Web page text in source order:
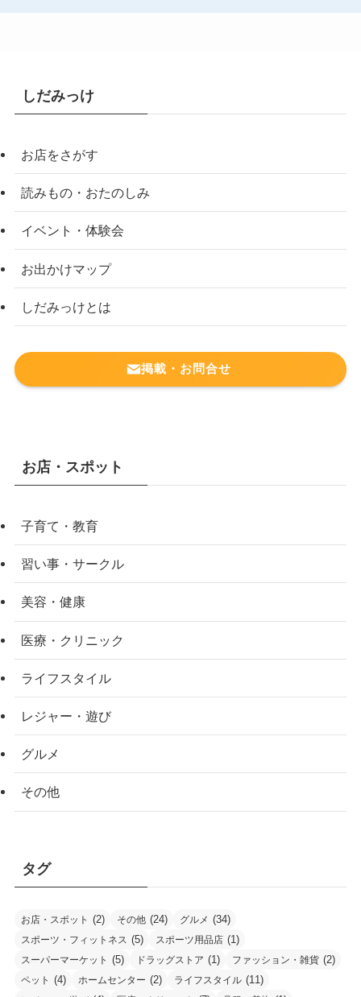
しだみっけ
お店をさがす
読みもの・おたのしみ
イベント・体験会
お出かけマップ
しだみっけとは
掲載・お問合せ
お店・スポット
子育て・教育
習い事・サークル
美容・健康
医療・クリニック
ライフスタイル
レジャー・遊び
グルメ
その他
タグ
お店・スポット (2) その他 (24) グルメ (34)
スポーツ・フィットネス (5) スポーツ用品店 (1)
スーパーマーケット (5) ドラッグストア (1) ファッション・雑貨 (2)
ペット (4) ホームセンター (2) ライフスタイル (11)